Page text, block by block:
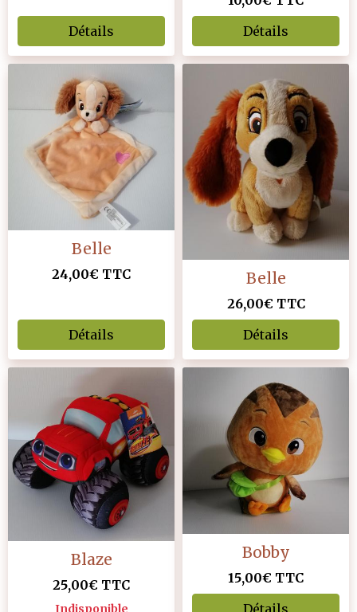
Détails
Détails
Belle
24,00€ TTC
Détails
Belle
26,00€ TTC
Détails
Blaze
25,00€ TTC
Indisponible
Bobby
15,00€ TTC
Détails